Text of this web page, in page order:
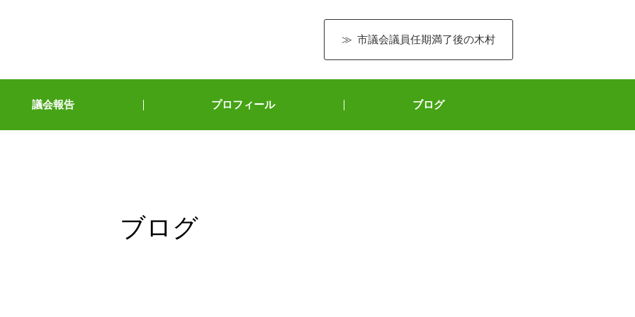
市議会議員任期満了後の木村
議会報告 プロフィール ブログ
ブログ